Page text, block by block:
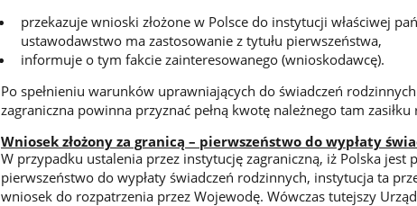
przekazuje wnioski złożone w Polsce do instytucji właściwej
ustawodawstwo ma zastosowanie z tytułu pierwszeństwa,
informuje o tym fakcie zainteresowanego (wnioskodawcę).
Po spełnieniu warunków uprawniających do świadczeń
zagraniczna powinna przyznać pełną kwotę należnego tam zasiłku
Wniosek złożony za granicą – pierwszeństwo do wypłaty
W przypadku ustalenia przez instytucję zagraniczną, iż Polska jest
pierwszeństwo do wypłaty świadczeń rodzinnych, instytucja ta
wniosek do rozpatrzenia przez Wojewodę. Wówczas tutejszy